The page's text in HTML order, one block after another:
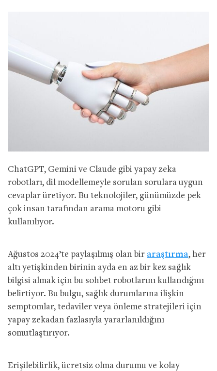
ChatGPT, Gemini ve Claude gibi yapay zeka
robotları, dil modellemeyle sorulan sorulara uygun
cevaplar üretiyor. Bu teknolojiler, günümüzde pek
çok insan tarafından arama motoru gibi
kullanılıyor.
Ağustos 2024’te paylaşılmış olan bir araştırma, her
altı yetişkinden birinin ayda en az bir kez sağlık
bilgisi almak için bu sohbet robotlarını kullandığını
belirtiyor. Bu bulgu, sağlık durumlarına ilişkin
semptomlar, tedaviler veya önleme stratejileri için
yapay zekadan fazlasıyla yararlanıldığını
somutlaştırıyor.
Erişilebilirlik, ücretsiz olma durumu ve kolay